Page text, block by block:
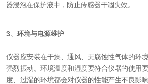
器浸泡在保护液中，防止传感器干涸失效。
3、环境与电源维护
仪器应安装在干燥、通风、无腐蚀性气体的环
强烈振动。环境温度和湿度要符合仪器的使用
度、过湿的环境都会对仪器的性能产生不良影